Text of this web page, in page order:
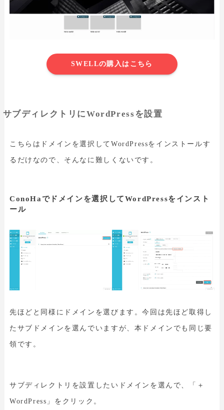
SWELLの購入はこちら
サブディレクトリにWordPressを設置
こちらはドメインを選択してWordPressをインストールす
るだけなので、そんなに難しくないです。
ConoHaでドメインを選択してWordPressをインスト
ール
先ほどと同様にドメインを選びます。今回は先ほど取得し
たサブドメインを選んでいますが、本ドメインでも同じ要
領です。
サブディレクトリを設置したいドメインを選んで、「＋
WordPress」をクリック。